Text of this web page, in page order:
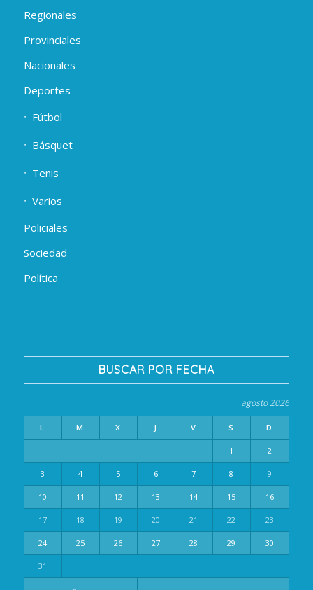
Regionales
Provinciales
Nacionales
Deportes
Fútbol
Básquet
Tenis
Varios
Policiales
Sociedad
Política
BUSCAR POR FECHA
agosto 2026
L M X J V S D
1 2
3 4 5 6 7 8 9
10 11 12 13 14 15 16
17 18 19 20 21 22 23
24 25 26 27 28 29 30
31